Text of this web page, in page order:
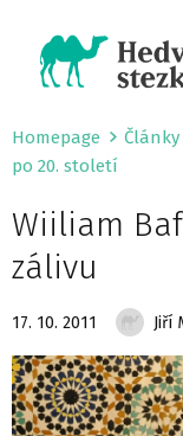
Homepage Články
po 20. století
Wiiliam
zálivu
17. 10. 2011 Jiří